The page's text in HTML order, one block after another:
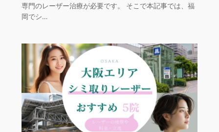
専門のレーザー治療が必要です。 そこで本記事では、福
岡でシ…